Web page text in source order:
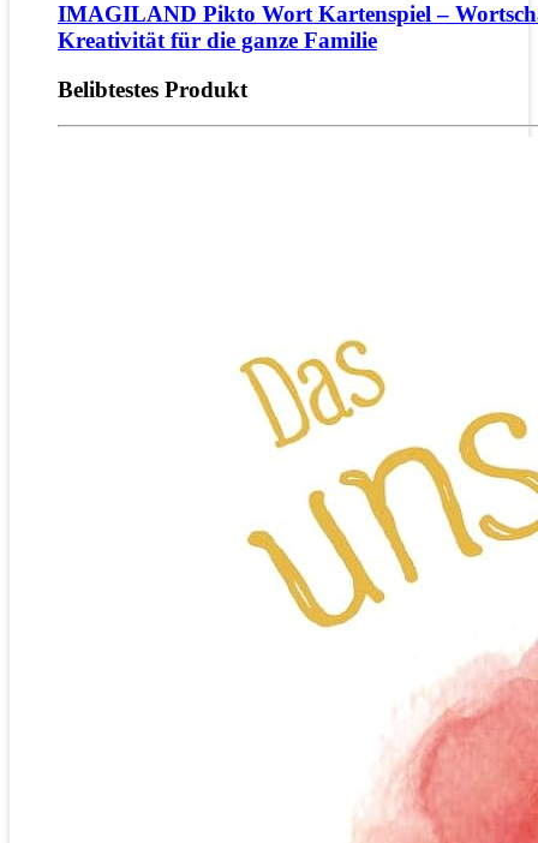
IMAGILAND Pikto Wort Kartenspiel –
Kreativität für die ganze Familie
Belibtestes Produkt